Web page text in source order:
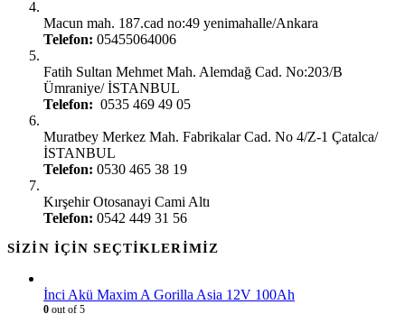
Macun mah. 187.cad no:49 yenimahalle/Ankara
Telefon: 05455064006
Fatih Sultan Mehmet Mah. Alemdağ Cad. No:203/B
Ümraniye/ İSTANBUL
Telefon: 0535 469 49 05
Muratbey Merkez Mah. Fabrikalar Cad. No 4/Z-1 Çatalca/
İSTANBUL
Telefon: 0530 465 38 19
Kırşehir Otosanayi Cami Altı
Telefon: 0542 449 31 56
SIZIN İÇIN SEÇTIKLERIMIZ
İnci Akü Maxim A Gorilla Asia 12V 100Ah
0 out of 5